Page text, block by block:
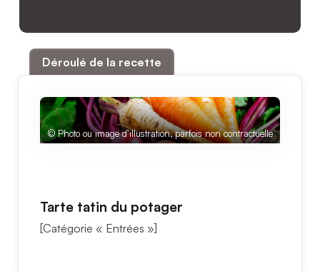
Déroulé de la recette
© Photo ou image d’illustration, parfois non contractuelle
Tarte tatin du potager
[Catégorie « Entrées »]